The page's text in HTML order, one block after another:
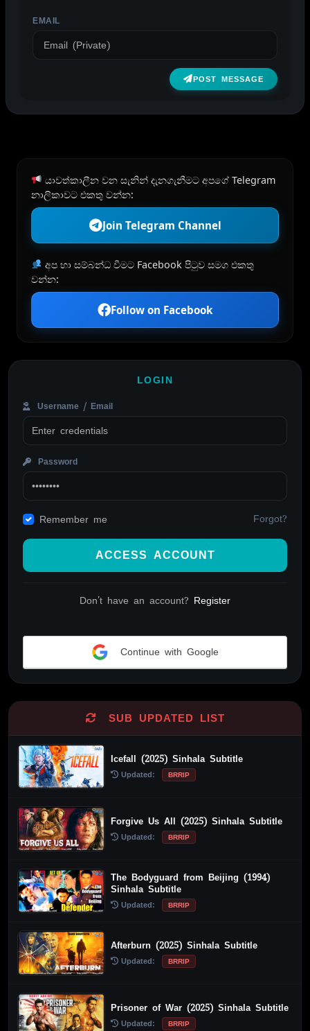
EMAIL
POST MESSAGE
යාවත්කාලීන වන සැනින් දැනගැනීමට අපගේ Telegram
නාලිකාවට එකතු වන්න:
Join Telegram Channel
අප හා සම්බන්ධ වීමට Facebook පිටුව සමග එකතු
වන්න:
Follow on Facebook
LOGIN
Username / Email
Password
Remember me Forgot?
ACCESS ACCOUNT
Don't have an account? Register
Continue with Google
SUB UPDATED LIST
Icefall (2025) Sinhala Subtitle
Updated: BRRIP
Forgive Us All (2025) Sinhala Subtitle
Updated: BRRIP
The Bodyguard from Beijing (1994)
Sinhala Subtitle
Updated: BRRIP
Afterburn (2025) Sinhala Subtitle
Updated: BRRIP
Prisoner of War (2025) Sinhala Subtitle
Updated: BRRIP